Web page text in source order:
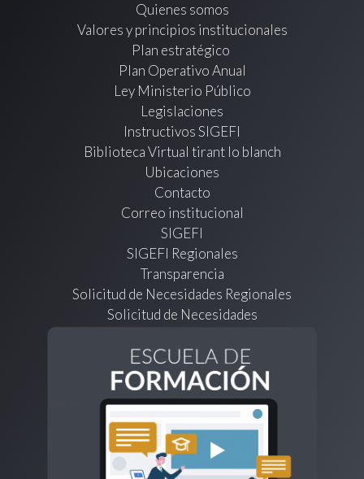
Quienes somos
Valores y principios institucionales
Plan estratégico
Plan Operativo Anual
Ley Ministerio Público
Legislaciones
Instructivos SIGEFI
Biblioteca Virtual tirant lo blanch
Ubicaciones
Contacto
Correo institucional
SIGEFI
SIGEFI Regionales
Transparencia
Solicitud de Necesidades Regionales
Solicitud de Necesidades